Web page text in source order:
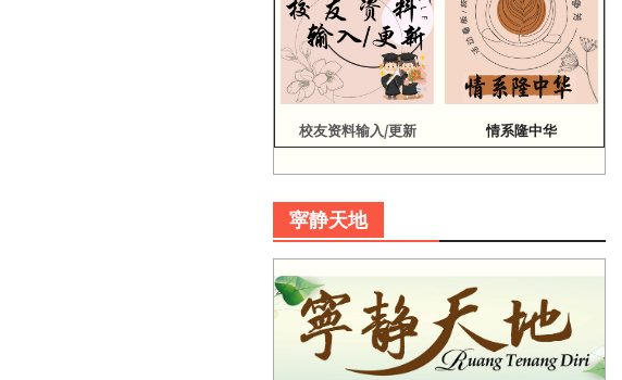
校友资料输入/更新 情系隆中华
寜静天地